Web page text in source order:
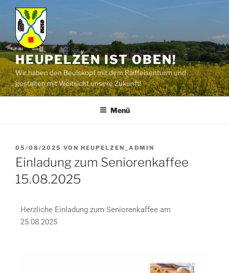
HEUPELZEN IST OBEN!
Wir haben den Beulskopf mit dem Raiffeisenturm und
gestalten mit Weitsicht unsere Zukunft!
Menü
05/08/2025 VON HEUPELZEN_ADMIN
Einladung zum Seniorenkaffee
15.08.2025
Herzliche Einladung zum Seniorenkaffee am
25.08.2025